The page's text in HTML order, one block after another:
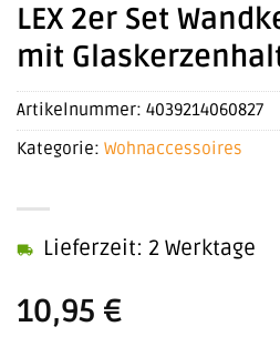
LEX 2er Set
mit
10,95 €
Lieferzeit: 2 Werktage
Artikelnummer: 4039214060827
Kategorie: Wohnaccessoires